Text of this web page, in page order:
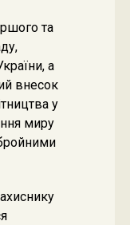
та
а
внесок
у
миру